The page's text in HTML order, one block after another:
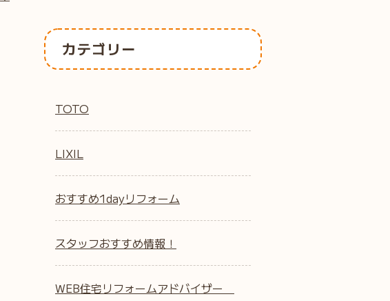
カテゴリー
TOTO
LIXIL
おすすめ1dayリフォーム
スタッフおすすめ情報！
WEB住宅リフォームアドバイザー